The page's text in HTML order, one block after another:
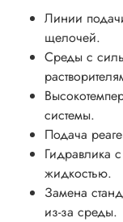
Линии
щелочей.
Среды с
системы.
Подача
Гидравлика
жидкостью.
Замена
из-за среды.